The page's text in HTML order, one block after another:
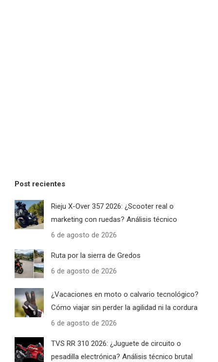
Post recientes
Rieju X-Over 357 2026: ¿Scooter real o
marketing con ruedas? Análisis técnico
6 de agosto de 2026
Ruta por la sierra de Gredos
6 de agosto de 2026
¿Vacaciones en moto o calvario tecnológico?
Cómo viajar sin perder la agilidad ni la cordura
6 de agosto de 2026
TVS RR 310 2026: ¿Juguete de circuito o
pesadilla electrónica? Análisis técnico brutal